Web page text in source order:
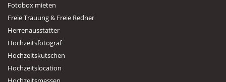
Fotobox mieten
Freie Trauung & Freie Redner
Herrenausstatter
Hochzeitsfotograf
Hochzeitskutschen
Hochzeitslocation